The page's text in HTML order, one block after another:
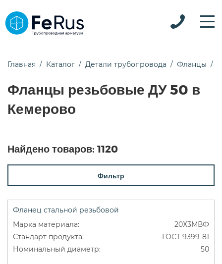
Главная Каталог Детали трубопровода Фланцы
Фланцы резьбовые ДУ 50 в
Кемерово
Найдено товаров: 1120
Фильтр
Фланец стальной резьбовой
20Х3МВФ
ГОСТ 9399-81
50